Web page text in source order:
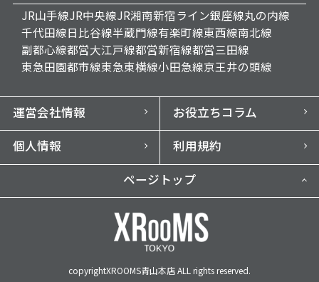
JR山手線JR中央線JR湘南新宿ライン銀座線丸の内線
千代田線日比谷線半蔵門線有楽町線東西線南北線
副都心線都営大江戸線都営新宿線都営三田線
東急田園都市線東急東横線小田急線京王井の頭線
運営会社情報
お役立ちコラム
個人情報
利用規約
ページトップ
copyrightXROOMS青山本店 ALL rights reserved.